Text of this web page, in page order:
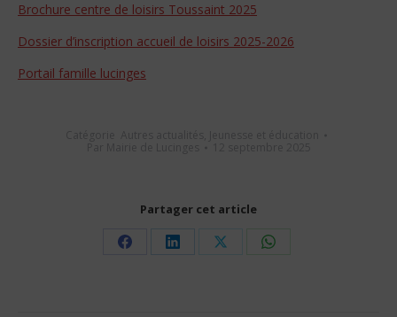
Brochure centre de loisirs Toussaint 2025
Dossier d’inscription accueil de loisirs 2025-2026
Portail famille lucinges
Partager cet article
Share
Share
Share
Share